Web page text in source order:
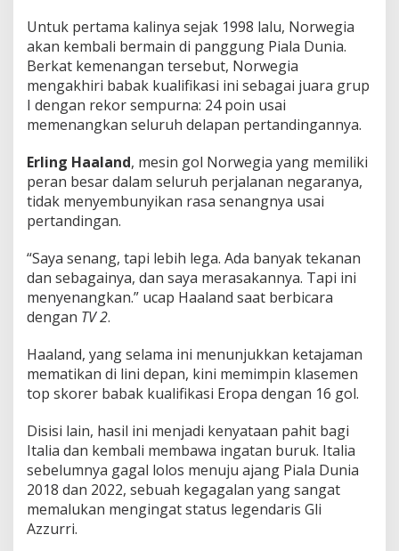
Untuk pertama kalinya sejak 1998 lalu, Norwegia
akan kembali bermain di panggung Piala Dunia.
Berkat kemenangan tersebut, Norwegia
mengakhiri babak kualifikasi ini sebagai juara grup
I dengan rekor sempurna: 24 poin usai
memenangkan seluruh delapan pertandingannya.
Erling Haaland, mesin gol Norwegia yang memiliki
peran besar dalam seluruh perjalanan negaranya,
tidak menyembunyikan rasa senangnya usai
pertandingan.
“Saya senang, tapi lebih lega. Ada banyak tekanan
dan sebagainya, dan saya merasakannya. Tapi ini
menyenangkan.” ucap Haaland saat berbicara
dengan TV 2.
Haaland, yang selama ini menunjukkan ketajaman
mematikan di lini depan, kini memimpin klasemen
top skorer babak kualifikasi Eropa dengan 16 gol.
Disisi lain, hasil ini menjadi kenyataan pahit bagi
Italia dan kembali membawa ingatan buruk. Italia
sebelumnya gagal lolos menuju ajang Piala Dunia
2018 dan 2022, sebuah kegagalan yang sangat
memalukan mengingat status legendaris Gli
Azzurri.